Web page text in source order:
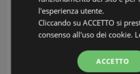
l'esperienza utente.
Cliccando su ACCETTO si
consenso all'uso dei cookie.
ACCETTO